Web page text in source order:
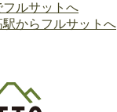
フルサットへ
駅からフルサットへ